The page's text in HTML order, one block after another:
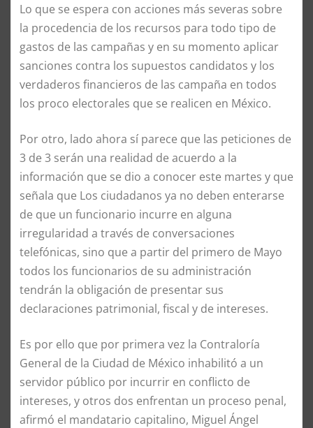
Lo que se espera con acciones más severas sobre
la procedencia de los recursos para todo tipo de
gastos de las campañas y en su momento aplicar
sanciones contra los supuestos candidatos y los
verdaderos financieros de las campaña en todos
los proco electorales que se realicen en México.
Por otro, lado ahora sí parece que las peticiones de
3 de 3 serán una realidad de acuerdo a la
información que se dio a conocer este martes y que
señala que Los ciudadanos ya no deben enterarse
de que un funcionario incurre en alguna
irregularidad a través de conversaciones
telefónicas, sino que a partir del primero de Mayo
todos los funcionarios de su administración
tendrán la obligación de presentar sus
declaraciones patrimonial, fiscal y de intereses.
Es por ello que por primera vez la Contraloría
General de la Ciudad de México inhabilitó a un
servidor público por incurrir en conflicto de
intereses, y otros dos enfrentan un proceso penal,
afirmó el mandatario capitalino, Miguel Ángel